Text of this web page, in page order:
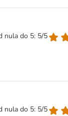
nula do 5: 5/5
nula do 5: 5/5